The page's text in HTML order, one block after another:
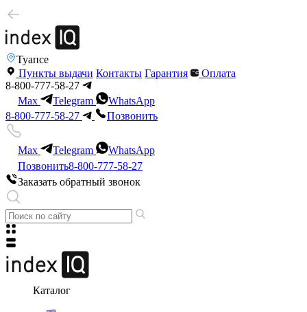
Туапсе
Пункты выдачи Контакты Гарантия
Оплата
8-800-777-58-27
Max
Telegram
WhatsApp
8-800-777-58-27
Позвонить
Max Telegram
WhatsApp
Позвонить8-800-777-58-27
Заказать обратный звонок
Каталог